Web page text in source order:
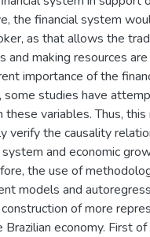
the financial system
as that allows the
and making resources
importance of the
some studies have
variables. Thus,
verify the causality
and economic
the use of
models and
of more
economy. First